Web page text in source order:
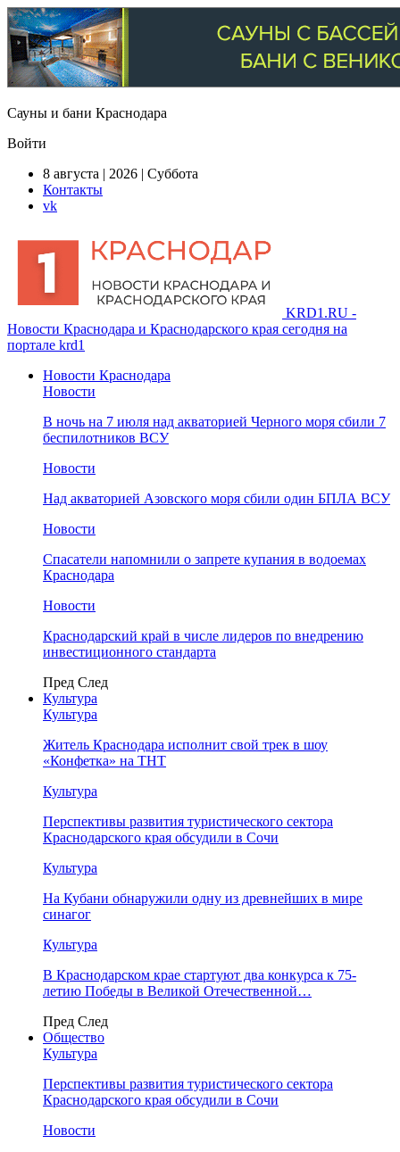
Сауны и бани Краснодара
Войти
8 августа | 2026 | Суббота
Контакты
vk
KRD1.RU -
Новости Краснодара и Краснодарского края сегодня на
портале krd1
Новости Краснодара
Новости
В ночь на 7 июля над акваторией Черного моря сбили 7
беспилотников ВСУ
Новости
Над акваторией Азовского моря сбили один БПЛА ВСУ
Новости
Спасатели напомнили о запрете купания в водоемах
Краснодара
Новости
Краснодарский край в числе лидеров по внедрению
инвестиционного стандарта
Пред След
Культура
Культура
Житель Краснодара исполнит свой трек в шоу
«Конфетка» на ТНТ
Культура
Перспективы развития туристического сектора
Краснодарского края обсудили в Сочи
Культура
На Кубани обнаружили одну из древнейших в мире
синагог
Культура
В Краснодарском крае стартуют два конкурса к 75-
летию Победы в Великой Отечественной…
Пред След
Общество
Культура
Перспективы развития туристического сектора
Краснодарского края обсудили в Сочи
Новости